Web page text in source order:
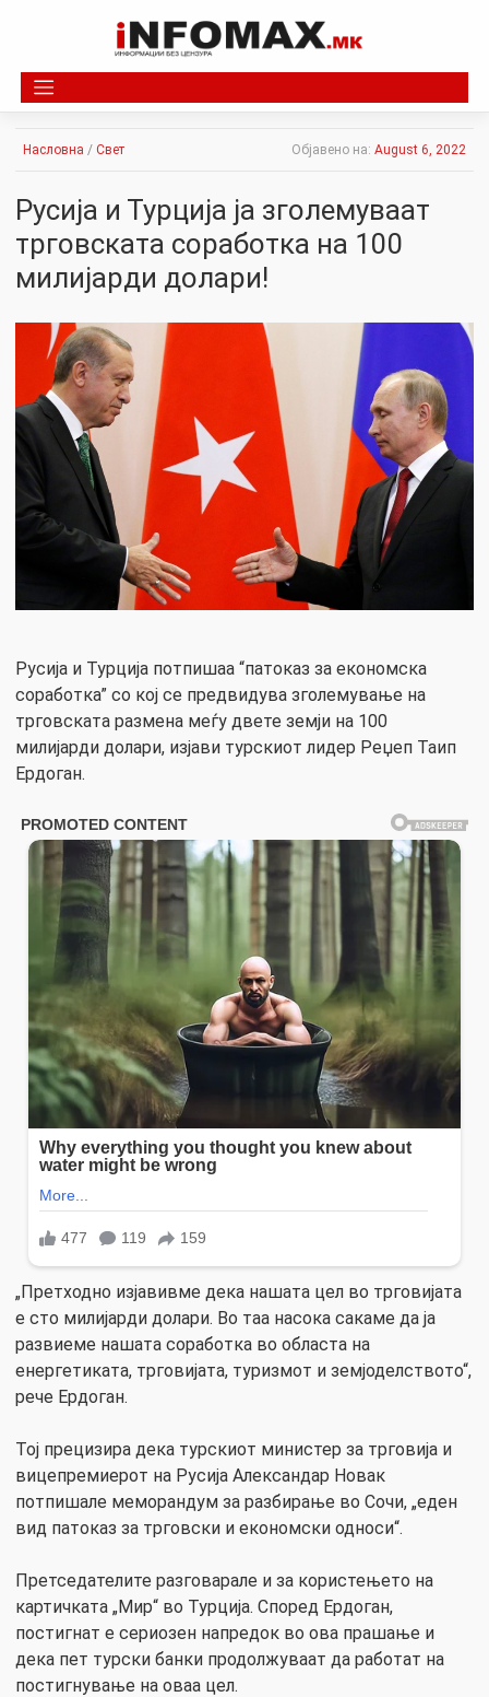
Насловна / Свет Објавено на: August 6, 2022
Русија и Турција ја зголемуваат
трговската соработка на 100
милијарди долари!
Русија и Турција потпишаа “патоказ за економска
соработка” со кој се предвидува зголемување на
трговската размена меѓу двете земји на 100
милијарди долари, изјави турскиот лидер Реџеп Таип
Ердоган.
„Претходно изјавивме дека нашата цел во трговијата
е сто милијарди долари. Во таа насока сакаме да ја
развиеме нашата соработка во областа на
енергетиката, трговијата, туризмот и земјоделството“,
рече Ердоган.
Тој прецизира дека турскиот министер за трговија и
вицепремиерот на Русија Александар Новак
потпишале меморандум за разбирање во Сочи, „еден
вид патоказ за трговски и економски односи“.
Претседателите разговарале и за користењето на
картичката „Мир“ во Турција. Според Ердоган,
постигнат е сериозен напредок во ова прашање и
дека пет турски банки продолжуваат да работат на
постигнување на оваа цел.